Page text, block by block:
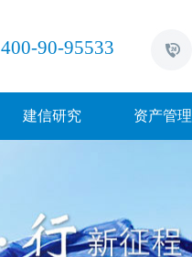
400-90-95533
建信研究 资产管理